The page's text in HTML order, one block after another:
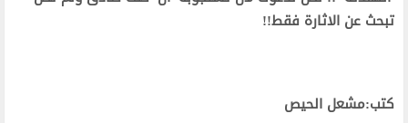
تبحث عن الاثارة فقط!!
كتب:مشعل الحيص